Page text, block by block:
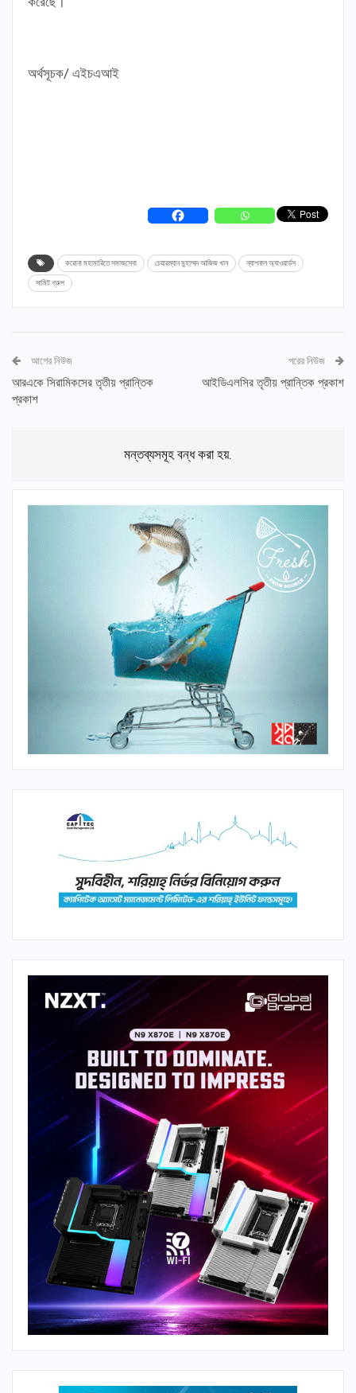
অর্থসূচক/ এইচএআই
করোনা মহামারিতে সমাজসেবা চেয়ারম্যান মুহাম্মদ আজিজ খান ন্যাশনাল অ্যাওয়ার্ডস
সামিট গ্রুপ
আগের নিউজ
আরএকে সিরামিকসের তৃতীয় প্রান্তিক
প্রকাশ
পরের নিউজ
আইডিএলসির তৃতীয় প্রান্তিক প্রকাশ
মন্তব্যসমূহ বন্ধ করা হয়.